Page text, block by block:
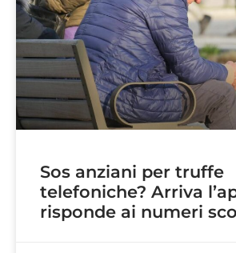
Sos anziani per truffe
telefoniche? Arriva
risponde ai numeri